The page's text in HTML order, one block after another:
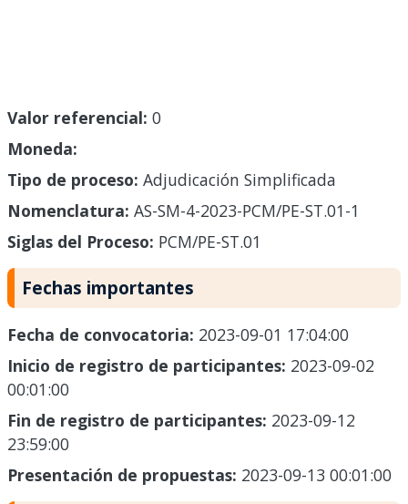
Valor referencial: 0
Moneda:
Tipo de proceso: Adjudicación Simplificada
Nomenclatura: AS-SM-4-2023-PCM/PE-ST.01-1
Siglas del Proceso: PCM/PE-ST.01
Fechas importantes
Fecha de convocatoria: 2023-09-01 17:04:00
Inicio de registro de participantes: 2023-09-02
00:01:00
Fin de registro de participantes: 2023-09-12
23:59:00
Presentación de propuestas: 2023-09-13 00:01:00